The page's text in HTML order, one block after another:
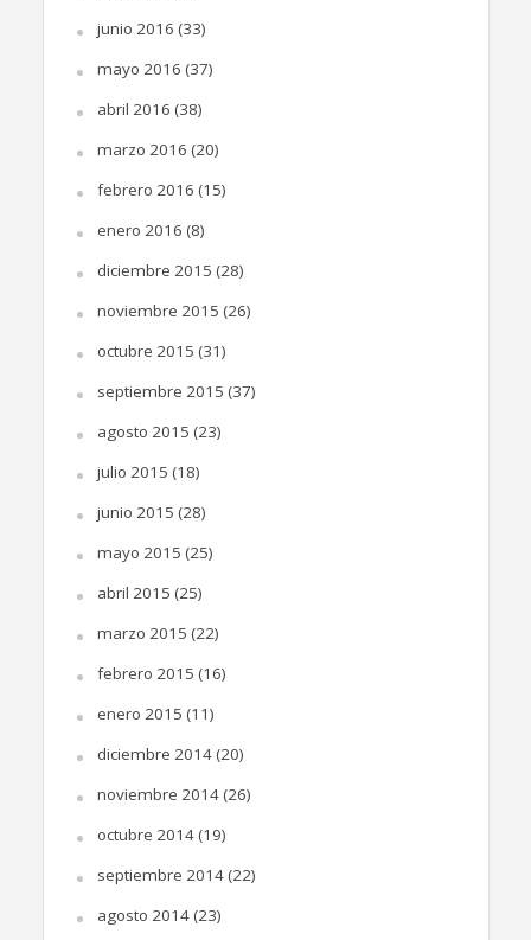
junio 2016 (33)
mayo 2016 (37)
abril 2016 (38)
marzo 2016 (20)
febrero 2016 (15)
enero 2016 (8)
diciembre 2015 (28)
noviembre 2015 (26)
octubre 2015 (31)
septiembre 2015 (37)
agosto 2015 (23)
julio 2015 (18)
junio 2015 (28)
mayo 2015 (25)
abril 2015 (25)
marzo 2015 (22)
febrero 2015 (16)
enero 2015 (11)
diciembre 2014(20)
noviembre 2014(26)
octubre 2014(19)
septiembre 2014(22)
agosto 2014(23)